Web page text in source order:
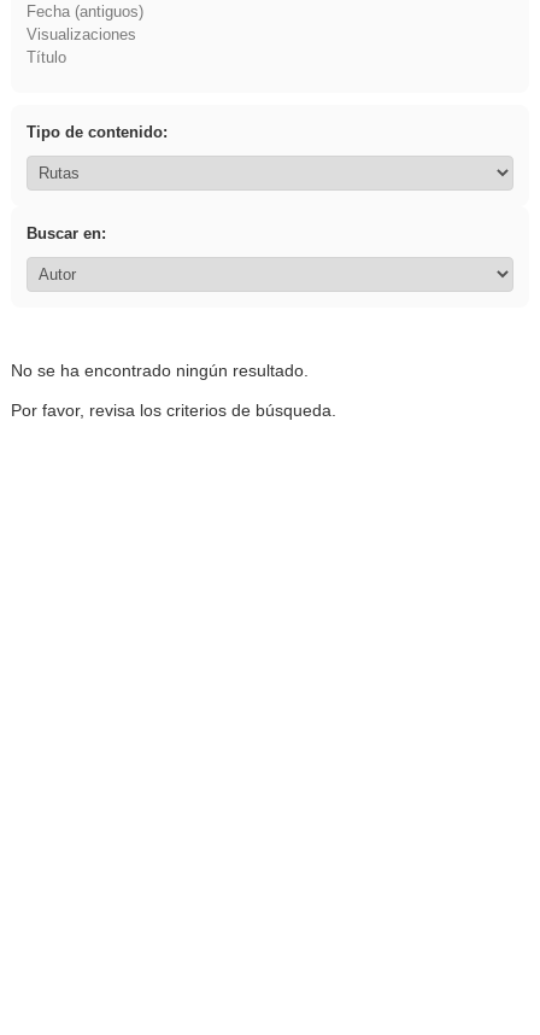
Fecha (antiguos)
Visualizaciones
Título
Tipo de contenido:
Buscar en:
No se ha encontrado ningún resultado.
Por favor, revisa los criterios de búsqueda.